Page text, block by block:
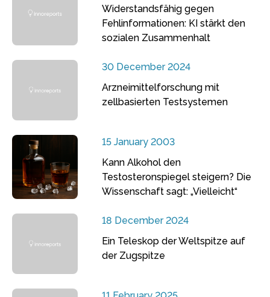
Widerstandsfähig gegen
Fehlinformationen: KI stärkt den
sozialen Zusammenhalt
30 December 2024
Arzneimittelforschung mit
zellbasierten Testsystemen
15 January 2003
Kann Alkohol den
Testosteronspiegel steigern? Die
Wissenschaft sagt: „Vielleicht“
18 December 2024
Ein Teleskop der Weltspitze auf
der Zugspitze